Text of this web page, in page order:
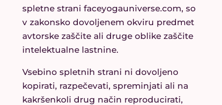
spletne strani faceyogauniverse.com, so
v zakonsko dovoljenem okviru predmet
avtorske zaščite ali druge oblike zaščite
intelektualne lastnine.
Vsebino spletnih strani ni dovoljeno
kopirati, razpečevati, spreminjati ali na
kakršenkoli drug način reproducirati,